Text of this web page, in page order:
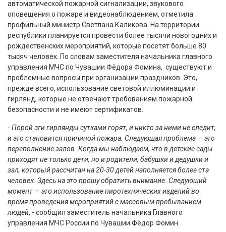
автоматической пожарной сигнализации, звукового
оповещения о пожаре и видеонаблюдением, отметила
профильный министр Светлана Каликова. На территории
республики планируется провести более тысячи новогодних и
рождественских мероприятий, которые посетят больше 80
тысяч человек. По словам заместителя начальника главного
управления МЧС по Чувашии Фёдора Фомина, существуют и
проблемные вопросы при организации праздников. Это,
прежде всего, использование световой иллюминации и
гирлянд, которые не отвечают требованиям пожарной
безопасности и не имеют сертификатов.
- Порой эти гирлянды сутками горят, и никто за ними не следит,
и это становится причиной пожара. Следующая проблема — это
переполнение залов. Когда мы наблюдаем, что в детские сады
приходят не только дети, но и родители, бабушки и дедушки и
зал, который рассчитан на 20-30 детей наполняется более ста
человек. Здесь на это прошу обратить внимание. Следующий
момент — это использование пиротехнических изделий во
время проведения мероприятий с массовым пребыванием
людей, - сообщил заместитель начальника Главного
управления МЧС России по Чувашии Фёдор Фомин.